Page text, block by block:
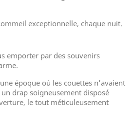
exceptionnelle, chaque nuit.
emporter par des souvenirs
époque où les couettes n'avaient
drap soigneusement disposé
le tout méticuleusement